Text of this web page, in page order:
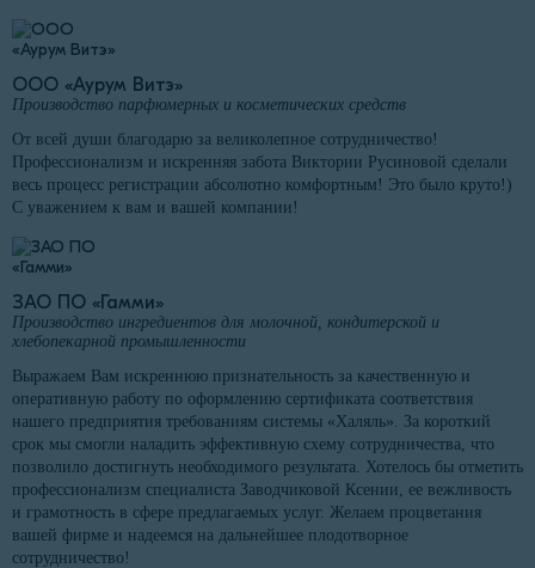
ООО «Аурум Витэ»
Производство парфюмерных и косметических средств
От всей души благодарю за великолепное сотрудничество!
Профессионализм и искренняя забота Виктории Русиновой сделали
весь процесс регистрации абсолютно комфортным! Это было круто!)
С уважением к вам и вашей компании!
ЗАО ПО «Гамми»
Производство ингредиентов для молочной, кондитерской и
хлебопекарной промышленности
Выражаем Вам искреннюю признательность за качественную и
оперативную работу по оформлению сертификата соответствия
нашего предприятия требованиям системы «Халяль». За короткий
срок мы смогли наладить эффективную схему сотрудничества, что
позволило достигнуть необходимого результата. Хотелось бы отметить
профессионализм специалиста Заводчиковой Ксении, ее вежливость
и грамотность в сфере предлагаемых услуг. Желаем процветания
вашей фирме и надеемся на дальнейшее плодотворное
сотрудничество!